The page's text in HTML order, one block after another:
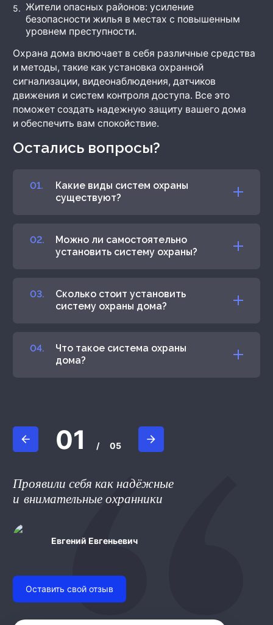
Жители опасных районов: усиление
безопасности жилья в местах с повышенным
уровнем преступности.
Охрана дома включает в себя различные средства
и методы, такие как установка охранной
сигнализации, видеонаблюдения, датчиков
движения и систем контроля доступа. Все это
поможет создать надежную защиту вашего дома
и обеспечить вам спокойствие.
Остались вопросы?
Какие виды систем охраны
существуют?
Можно ли самостоятельно
установить систему охраны?
Сколько стоит установить
систему охраны дома?
Что такое система охраны
дома?
01 / 05
Проявили себя как надёжные
и внимательные охранники
Евгений Евгеньевич
Pontii P.
Оставить свой отзыв